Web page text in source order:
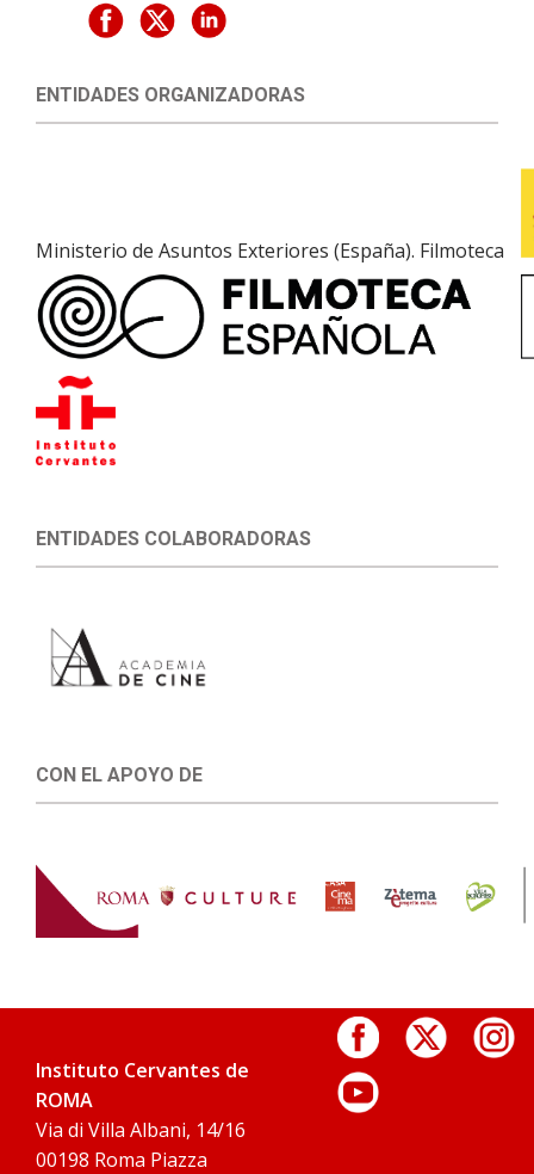
ENTIDADES ORGANIZADORAS
Ministerio de Asuntos Exteriores (España). Filmoteca
ENTIDADES COLABORADORAS
CON EL APOYO DE
Instituto Cervantes de
ROMA
Via di Villa Albani, 14/16
00198 Roma Piazza